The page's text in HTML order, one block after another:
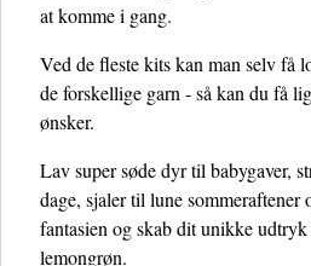
at komme i gang.
Ved de fleste kits kan man selv få
de forskellige garn - så kan du få
ønsker.
Lav super søde dyr til babygaver,
dage, sjaler til lune sommeraftener
fantasien og skab dit unikke
lemongrøn.